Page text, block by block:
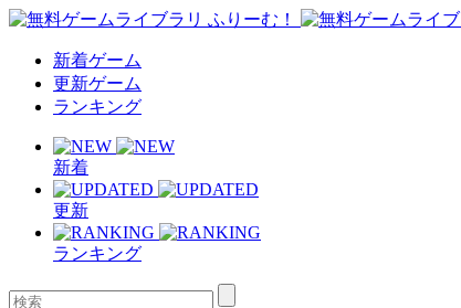
新着ゲーム
更新ゲーム
ランキング
新着
更新
ランキング